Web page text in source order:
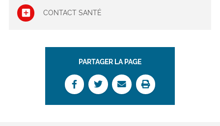
CONTACT SANTÉ
PARTAGER LA PAGE